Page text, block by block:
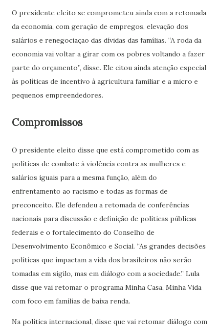
O presidente eleito se comprometeu ainda com a retomada
da economia, com geração de empregos, elevação dos
salários e renegociação das dívidas das famílias. “A roda da
economia vai voltar a girar com os pobres voltando a fazer
parte do orçamento”, disse. Ele citou ainda atenção especial
às políticas de incentivo à agricultura familiar e a micro e
pequenos empreendedores.
Compromissos
O presidente eleito disse que está comprometido com as
políticas de combate à violência contra as mulheres e
salários iguais para a mesma função, além do
enfrentamento ao racismo e todas as formas de
preconceito. Ele defendeu a retomada de conferências
nacionais para discussão e definição de políticas públicas
federais e o fortalecimento do Conselho de
Desenvolvimento Econômico e Social. “As grandes decisões
políticas que impactam a vida dos brasileiros não serão
tomadas em sigilo, mas em diálogo com a sociedade.” Lula
disse que vai retomar o programa Minha Casa, Minha Vida
com foco em famílias de baixa renda.
Na política internacional, disse que vai retomar diálogo com